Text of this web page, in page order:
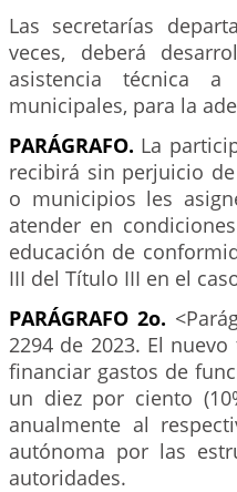
Las secretarías
veces, deberá
asistencia técnica
municipales, para la
PARÁGRAFO. La
recibirá sin perjuicio
o municipios les
atender en
educación de
III del Título III en el
PARÁGRAFO 2o.
2294 de 2023. El
financiar gastos de
un diez por ciento
anualmente al
autónoma por las
autoridades.